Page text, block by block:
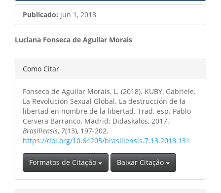
Publicado: jun 1, 2018
Conteúdo
do
artigo
principal
Luciana Fonseca de Aguilar Morais
Detalhes
do
artigo
Como Citar
Fonseca de Aguilar Morais, L. (2018). KUBY, Gabriele.
La Revolución Sexual Global. La destrucción de la
libertad en nombre de la libertad. Trad. esp. Pablo
Cervera Barranco. Madrid: Didaskalos, 2017.
Brasiliensis, 7(13), 197-202.
https://doi.org/10.64205/brasiliensis.7.13.2018.131
Formatos de Citação Baixar Citação